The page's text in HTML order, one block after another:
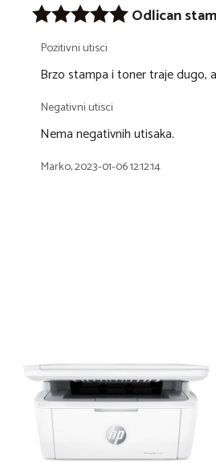
Odlican
Pozitivni utisci
Brzo stampa i toner traje dugo,
Negativni utisci
Nema negativnih utisaka.
Marko, 2023-01-06 12:12:14